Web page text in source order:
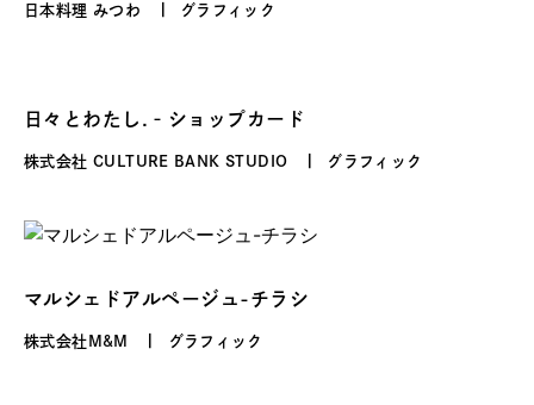
日本料理 みつわ グラフィック
日々とわたし.‐ショップカード
株式会社 CULTURE BANK STUDIO グラフィック
マルシェドアルページュ-チラシ
株式会社M&M グラフィック